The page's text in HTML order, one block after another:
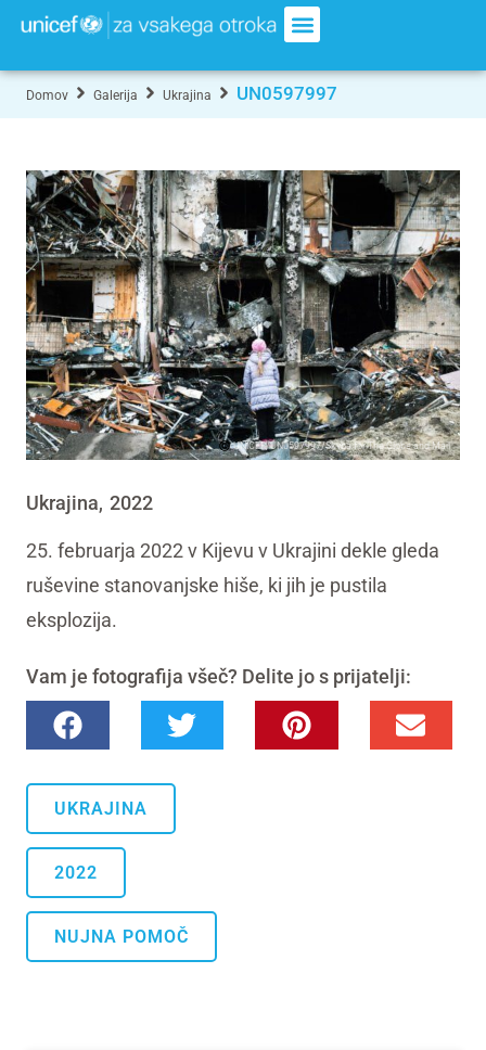
Domov Galerija Ukrajina UN0597997
UNICEF/UN0597997/Skyba for The Globe and Mail
Ukrajina, 2022
25. februarja 2022 v Kijevu v Ukrajini dekle gleda
ruševine stanovanjske hiše, ki jih je pustila
eksplozija.
Vam je fotografija všeč? Delite jo s prijatelji:
UKRAJINA
2022
NUJNA POMOČ